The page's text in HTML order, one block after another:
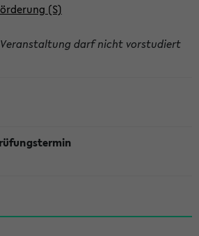
(S)
Veranstaltung darf nicht vorstudiert